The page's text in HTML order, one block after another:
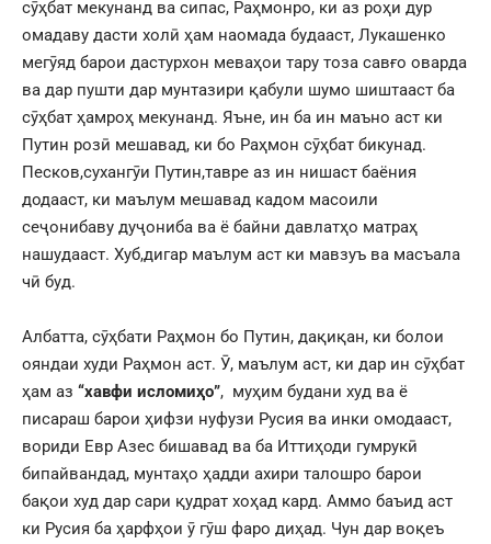
сӯҳбат мекунанд ва сипас, Раҳмонро, ки аз роҳи дур
омадаву дасти холӣ ҳам наомада будааст, Лукашенко
мегӯяд барои дастурхон меваҳои тару тоза савғо оварда
ва дар пушти дар мунтазири қабули шумо шиштааст ба
сӯҳбат ҳамроҳ мекунанд. Яъне, ин ба ин маъно аст ки
Путин розӣ мешавад, ки бо Раҳмон сӯҳбат бикунад.
Песков,сухангӯи Путин,тавре аз ин нишаст баёния
додааст, ки маълум мешавад кадом масоили
сеҷонибаву дуҷониба ва ё байни давлатҳо матраҳ
нашудааст. Хуб,дигар маълум аст ки мавзуъ ва масъала
чӣ буд.
Албатта, сӯҳбати Раҳмон бо Путин, дақиқан, ки болои
ояндаи худи Раҳмон аст. Ӯ, маълум аст, ки дар ин сӯҳбат
ҳам аз “хавфи исломиҳо”, муҳим будани худ ва ё
писараш барои ҳифзи нуфузи Русия ва инки омодааст,
вориди Евр Азес бишавад ва ба Иттиҳоди гумрукӣ
бипайвандад, мунтаҳо ҳадди ахири талошро барои
бақои худ дар сари қудрат хоҳад кард. Аммо баъид аст
ки Русия ба ҳарфҳои ӯ гӯш фаро диҳад. Чун дар воқеъ